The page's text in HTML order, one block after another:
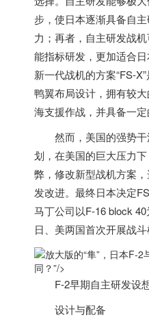
步，使日本逐渐具备自
力；再者，自主研发战
能指标研发，更加适合
新一代战机的方案“FS-
鸭翼布局设计，拥有较
海支援作战，并具备一定
然而， 美国的强势
划，在美国的巨大压力
弊，修改新型战机方案
发改进。最终日本决定
马丁公司以F-16 block
日、美两国首次开展战斗
同？”/>
F-2早期自主研发设
设计与配备